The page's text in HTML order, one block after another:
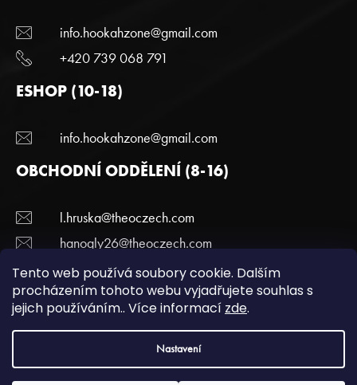
Tento web používá soubory cookie. Dalším
procházením tohoto webu vyjadřujete souhlas s
jejich používáním.. Více informací zde.
Nastavení
info.hookahzone@gmail.com
+420 739 068 791
ESHOP (10-18)
info.hookahzone@gmail.com
OBCHODNÍ ODDĚLENÍ (8-16)
l.hruska@theoczech.com
hanogly26@theoczech.com
+420 774 395 836
webotvurci